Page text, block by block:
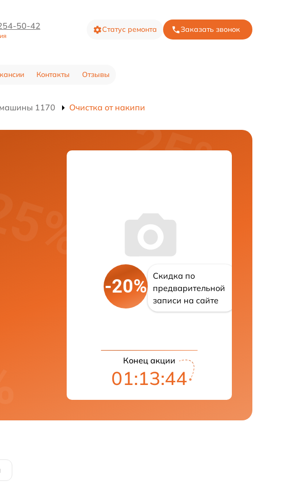
50-42 Статус ремонта Заказать звонок
Контакты Отзывы
1170 Очистка от накипи
-20%
Скидка по
предварительной
записи на сайте
Конец акции
01:13:43